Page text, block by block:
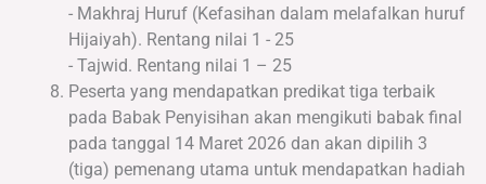
- Makhraj Huruf (Kefasihan dalam melafalkan huruf
Hijaiyah). Rentang nilai 1 - 25
- Tajwid. Rentang nilai 1 – 25
Peserta yang mendapatkan predikat tiga terbaik
pada Babak Penyisihan akan mengikuti babak final
pada tanggal 14 Maret 2026 dan akan dipilih 3
(tiga) pemenang utama untuk mendapatkan hadiah